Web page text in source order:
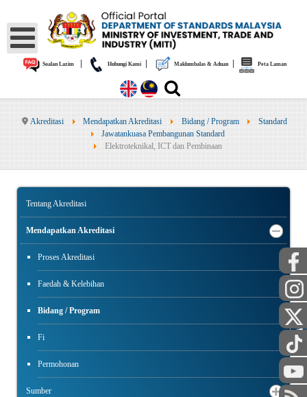
Soalan Lazim| Hubungi Kami| Maklumbalas & Aduan| Peta Laman
Akreditasi Mendapatkan Akreditasi Bidang / Program
Standard
Jawatankuasa Pembangunan Standard
Elektroteknikal, ICT dan Pembinaan
Tentang Akreditasi
Mendapatkan Akreditasi
Proses Akreditasi
Faedah & Kelebihan
Bidang / Program
Fi
Permohonan
Sumber
AWAM